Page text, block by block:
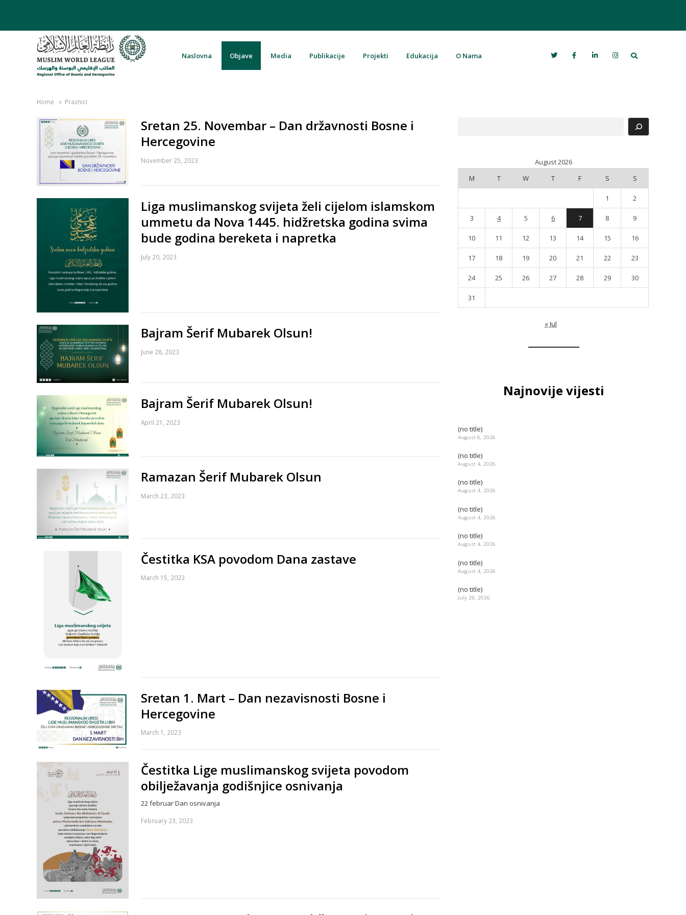
Naslovna Objave Media Publikacije Projekti Edukacija O Nama Search
Home Praznici
Sretan 25. Novembar – Dan državnosti Bosne i
Hercegovine
November 25, 2023
Liga muslimanskog svijeta želi cijelom islamskom
ummetu da Nova 1445. hidžretska godina svima
bude godina bereketa i napretka
July 20, 2023
Bajram Šerif Mubarek Olsun!
June 28, 2023
Bajram Šerif Mubarek Olsun!
April 21, 2023
Ramazan Šerif Mubarek Olsun
March 23, 2023
Čestitka KSA povodom Dana zastave
March 15, 2023
Sretan 1. Mart – Dan nezavisnosti Bosne i
Hercegovine
March 1, 2023
Čestitka Lige muslimanskog svijeta povodom
obilježavanja godišnjice osnivanja
22 februar Dan osnivanja
February 23, 2023
August 2026
M
T W T F S S
1 2
3 4 5 6 7 8 9
10 11 12 13 14 15 16
17 18 19 20 21 22 23
24 25 26 27 28 29 30
31
« Jul
Najnovije vijesti
(no title)
August 6, 2026
(no title)
August 4, 2026
(no title)
August 4, 2026
(no title)
August 4, 2026
(no title)
August 4, 2026
(no title)
August 4, 2026
(no title)
July 29, 2026